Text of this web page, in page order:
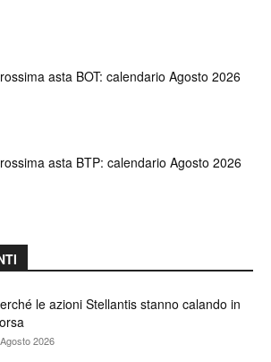
asta BOT: calendario Agosto 2026
asta BTP: calendario Agosto 2026
le azioni Stellantis stanno calando in
2026